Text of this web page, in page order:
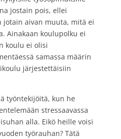
jostain pois, ellei
jotain aivan muuta, mitä ei
Ainakaan koulupolku ei
koulu ei olisi
samassa määrin
järjestettäisiin
työntekijöitä, kun he
stressaavassa
alla. Eikö heille voisi
työrauhan? Tätä